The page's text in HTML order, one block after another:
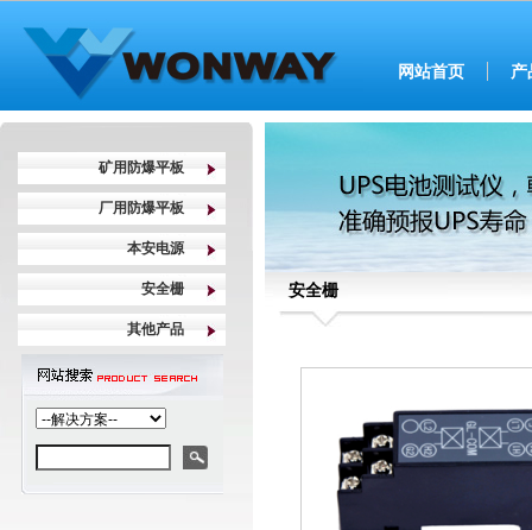
网站首页 产
矿用防爆平板
厂用防爆平板
本安电源
安全栅
其他产品
安全栅